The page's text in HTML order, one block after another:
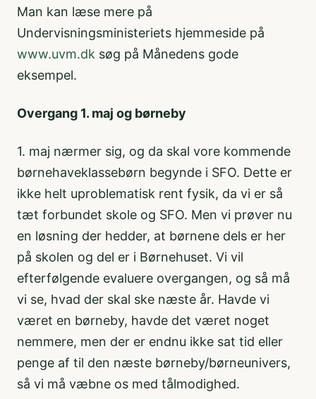
Man kan læse mere på
Undervisningsministeriets hjemmeside på
www.uvm.dk søg på Månedens gode
eksempel.
Overgang 1. maj og børneby
1. maj nærmer sig, og da skal vore kommende
børnehaveklassebørn begynde i SFO. Dette er
ikke helt uproblematisk rent fysik, da vi er så
tæt forbundet skole og SFO. Men vi prøver nu
en løsning der hedder, at børnene dels er her
på skolen og del er i Børnehuset. Vi vil
efterfølgende evaluere overgangen, og så må
vi se, hvad der skal ske næste år. Havde vi
været en børneby, havde det været noget
nemmere, men der er endnu ikke sat tid eller
penge af til den næste børneby/børneunivers,
så vi må væbne os med tålmodighed.